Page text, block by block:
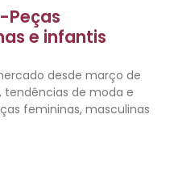
Peças
e infantis
desde março de
tendências de moda e
femininas, masculinas